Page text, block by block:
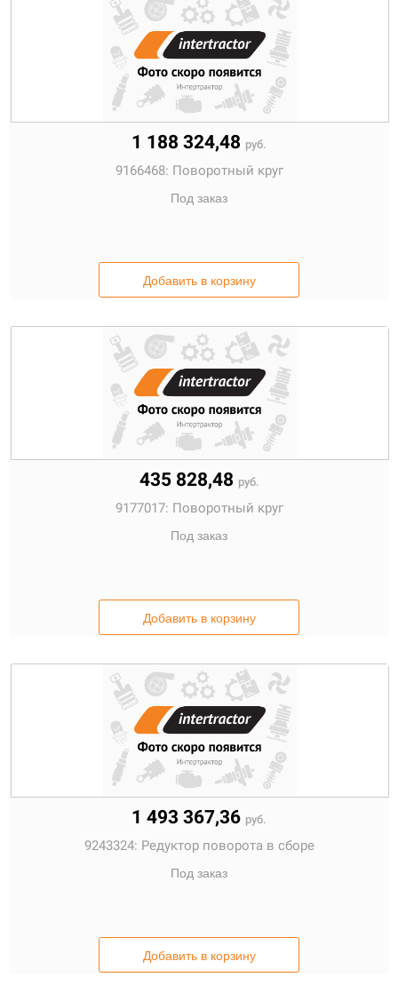
1 188 324,48 руб.
9166468: Поворотный круг
Под заказ
Добавить в корзину
435 828,48 руб.
9177017: Поворотный круг
Под заказ
Добавить в корзину
1 493 367,36 руб.
9243324: Редуктор поворота в сборе
Под заказ
Добавить в корзину